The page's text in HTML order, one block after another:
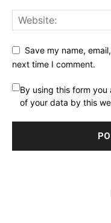
Save my name,
next time I comment.
By using this form
of your data by this